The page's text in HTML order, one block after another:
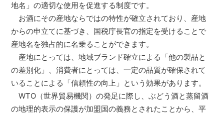
地名」の適切な使用を促進する制度です。
お酒にその産地ならではの特性が確立されており、産地
からの申立てに基づき、国税庁長官の指定を受けることで
産地名を独占的に名乗ることができます。
産地にとっては、地域ブランド確立による「他の製品と
の差別化」、消費者にとっては、一定の品質が確保されて
いることによる「信頼性の向上」という効果があります。
WTO（世界貿易機関）の発足に際し、ぶどう酒と蒸留酒
の地理的表示の保護が加盟国の義務とされたことから、平